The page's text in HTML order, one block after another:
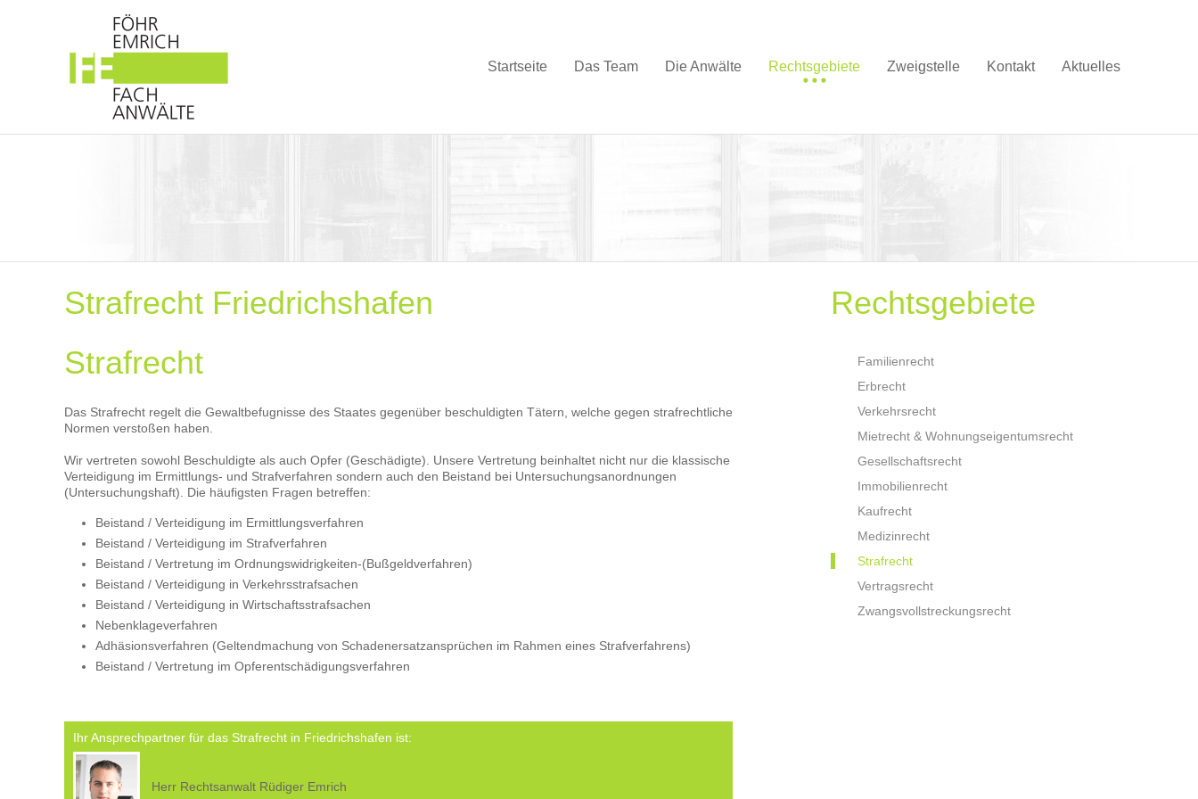
Startseite Das Team Die Anwälte Rechtsgebiete Zweigstelle Kontakt Aktuelles
Rechtsgebiete
Familienrecht
Erbrecht
Verkehrsrecht
Mietrecht & Wohnungseigentumsrecht
Gesellschaftsrecht
Immobilienrecht
Kaufrecht
Medizinrecht
Strafrecht
Vertragsrecht
Zwangsvollstreckungsrecht
Strafrecht Friedrichshafen
Strafrecht
Das Strafrecht regelt die Gewaltbefugnisse des Staates gegenüber beschuldigten Tätern, welche gegen strafrechtliche
Normen verstoßen haben.
Wir vertreten sowohl Beschuldigte als auch Opfer (Geschädigte). Unsere Vertretung beinhaltet nicht nur die klassische
Verteidigung im Ermittlungs- und Strafverfahren sondern auch den Beistand bei Untersuchungsanordnungen
(Untersuchungshaft). Die häufigsten Fragen betreffen:
Beistand / Verteidigung im Ermittlungsverfahren
Beistand / Verteidigung im Strafverfahren
Beistand / Vertretung im Ordnungswidrigkeiten-(Bußgeldverfahren)
Beistand / Verteidigung in Verkehrsstrafsachen
Beistand / Verteidigung in Wirtschaftsstrafsachen
Nebenklageverfahren
Adhäsionsverfahren (Geltendmachung von Schadenersatzansprüchen im Rahmen eines Strafverfahrens)
Beistand / Vertretung im Opferentschädigungsverfahren
Ihr Ansprechpartner für das Strafrecht in Friedrichshafen ist:
Herr Rechtsanwalt Rüdiger Emrich